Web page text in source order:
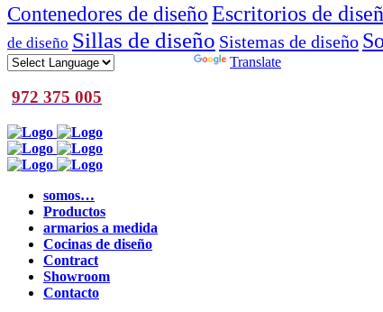
Contenedores de diseño Escritorios de
de diseño Sillas de diseño Sistemas de diseño
Translate
972 375 005
somos…
Productos
armarios a medida
Cocinas de diseño
Contract
Showroom
Contacto